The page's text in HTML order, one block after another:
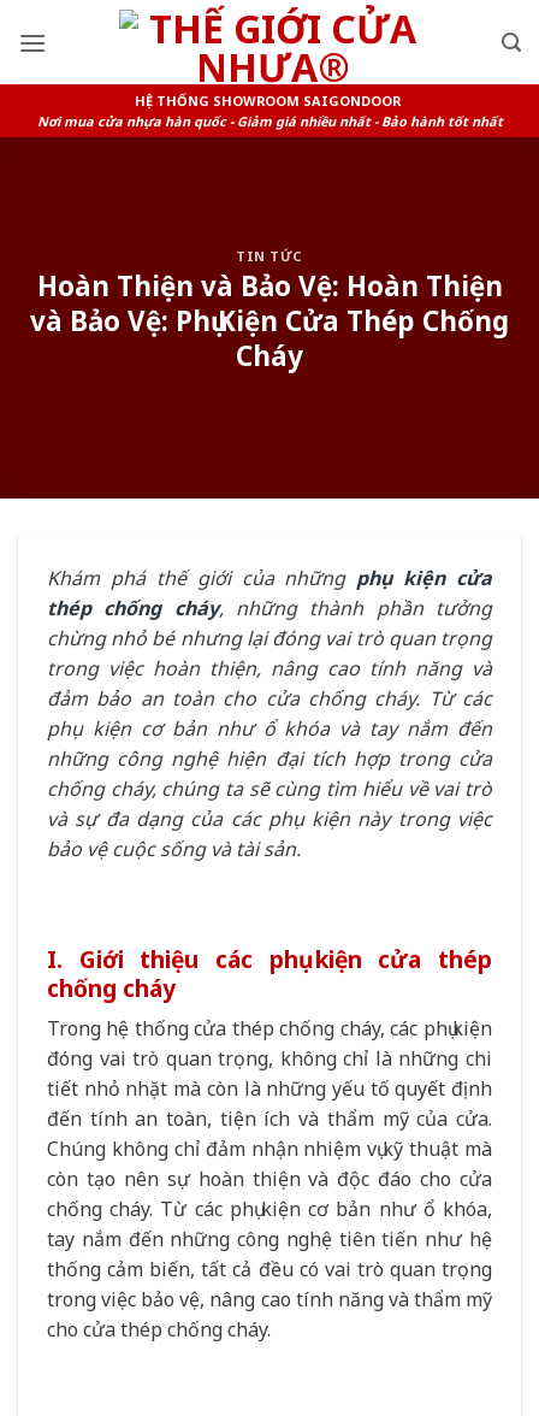
HỆ THỐNG SHOWROOM SAIGONDOOR
Nơi mua cửa nhựa hàn quốc - Giảm giá nhiều nhất - Bảo hành tốt nhất
TIN TỨC
Hoàn Thiện và Bảo Vệ: Hoàn Thiện
và Bảo Vệ: Phụ Kiện Cửa Thép Chống
Cháy
Khám phá thế giới của những phụ kiện cửa
thép chống cháy, những thành phần tưởng
chừng nhỏ bé nhưng lại đóng vai trò quan trọng
trong việc hoàn thiện, nâng cao tính năng và
đảm bảo an toàn cho cửa chống cháy. Từ các
phụ kiện cơ bản như ổ khóa và tay nắm đến
những công nghệ hiện đại tích hợp trong cửa
chống cháy, chúng ta sẽ cùng tìm hiểu về vai trò
và sự đa dạng của các phụ kiện này trong việc
bảo vệ cuộc sống và tài sản.
I. Giới thiệu các phụ kiện cửa thép
chống cháy
Trong hệ thống cửa thép chống cháy, các phụ kiện
đóng vai trò quan trọng, không chỉ là những chi
tiết nhỏ nhặt mà còn là những yếu tố quyết định
đến tính an toàn, tiện ích và thẩm mỹ của cửa.
Chúng không chỉ đảm nhận nhiệm vụ kỹ thuật mà
còn tạo nên sự hoàn thiện và độc đáo cho cửa
chống cháy. Từ các phụ kiện cơ bản như ổ khóa,
tay nắm đến những công nghệ tiên tiến như hệ
thống cảm biến, tất cả đều có vai trò quan trọng
trong việc bảo vệ, nâng cao tính năng và thẩm mỹ
cho cửa thép chống cháy.